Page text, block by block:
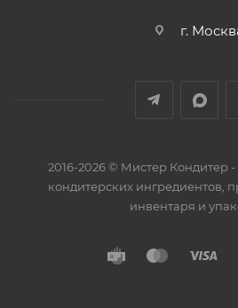
г.
2016-2026 © Мистер Кондитер
кондитерских ингредиентов,
инвентаря и